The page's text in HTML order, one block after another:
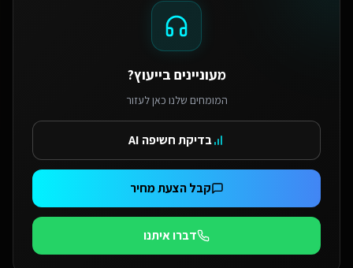
מעוניינים בייעוץ?
המומחים שלנו כאן לעזור
בדיקת חשיפה AI
קבל הצעת מחיר
דברו איתנו